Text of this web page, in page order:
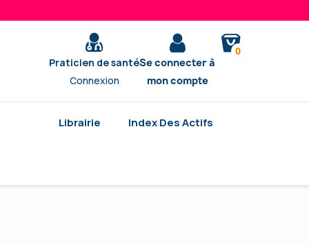
Praticien de santé
Connexion
Se connecter à
mon compte
0
Librairie Index Des Actifs